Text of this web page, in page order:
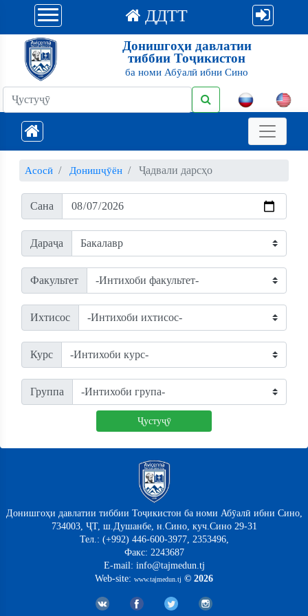
ДДТТ
Донишгоҳи давлатии
тиббии Тоҷикистон
ба номи Абӯалӣ ибни Сино
Асосӣ Донишҷӯён Ҷадвали дарсҳо
Сана
Дараҷа
Факультет
Ихтисос
Курс
Группа
Ҷустуҷӯ
Донишгоҳи давлатии тиббии Тоҷикистон ба номи Абӯалӣ ибни Сино,
734003, ҶТ, ш.Душанбе, н.Сино, куч.Сино 29-31
Тел.: (+992) 446-600-3977, 2353496,
Факс: 2243687
E-mail: info@tajmedun.tj
Web-site: www.tajmedun.tj © 2026